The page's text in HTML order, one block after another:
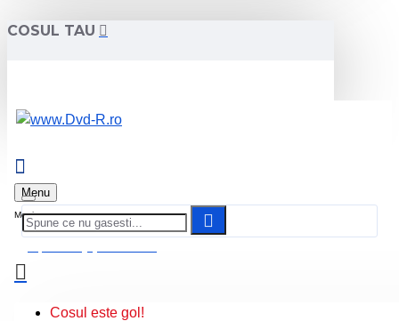
COSUL TAU
Menu
Cosul este gol!